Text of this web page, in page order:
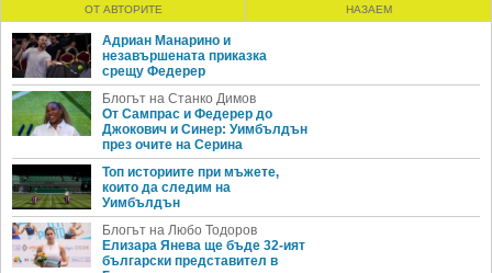
ОТ АВТОРИТЕ НАЗАЕМ
Адриан Манарино и
незавършената приказка
срещу Федерер
Блогът на Станко Димов
От Сампрас и Федерер до
Джокович и Синер: Уимбълдън
през очите на Серина
Топ историите при мъжете,
които да следим на
Уимбълдън
Блогът на Любо Тодоров
Елизара Янева ще бъде 32-ият
български представител в